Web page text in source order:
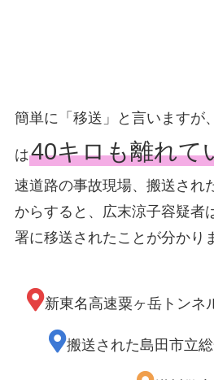
簡単に「移送」と言いますが
は40キロも離れて
速道路の事故現場、搬送され
からすると、広末涼子容疑者
署に移送されたことが分かり
新東名高速粟ヶ岳トンネ
搬送された島田市立